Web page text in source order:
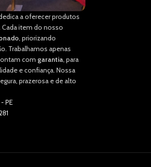
a oferecer produtos
Cada item do nosso
, priorizando
Trabalhamos apenas
com garantia, para
e confiança. Nossa
prazerosa e de alto
PE